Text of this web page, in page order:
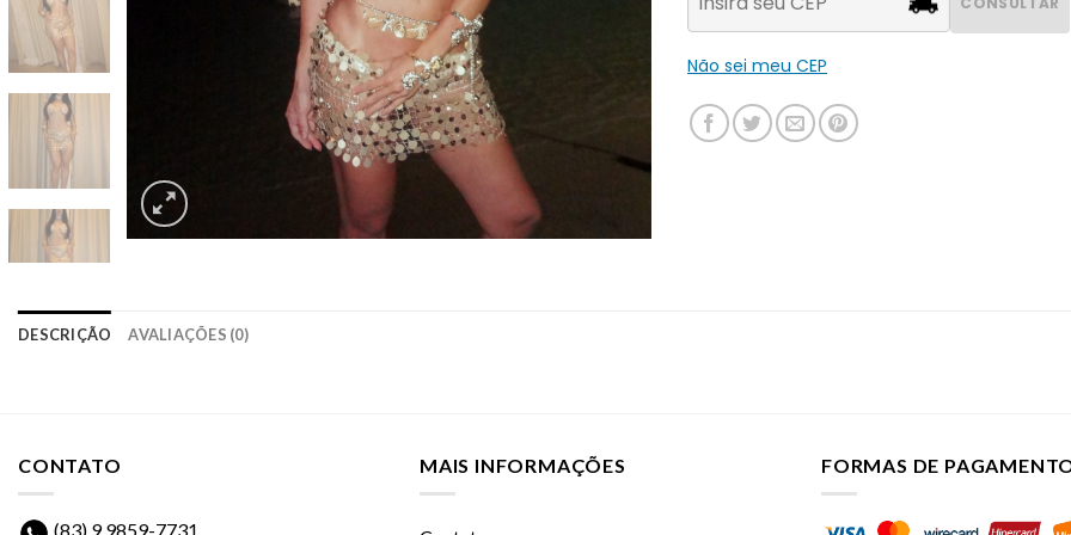
Não sei meu CEP
DESCRIÇÃO AVALIAÇÕES (0)
CONTATO
(83) 9 9859-7731
MAIS INFORMAÇÕES FORMAS DE